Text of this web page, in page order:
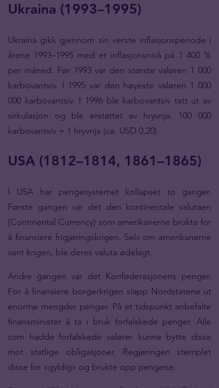
Ukraina (1993–1995)
Ukraina gikk gjennom sin verste inflasjonsperiode i
årene 1993–1995 med et inflasjonsnivå på 1 400 %
per måned. Før 1993 var den største valøren 1 000
karbovantsiv. I 1995 var den høyeste valøren 1 000
000 karbovantsiv. I 1996 ble karbovantsiv tatt ut av
sirkulasjon og ble erstattet av hryvnja. 100 000
karbovantsiv = 1 hryvnja (ca. USD 0,20).
USA (1812–1814, 1861–1865)
I USA har pengesystemet kollapset to ganger.
Første gangen var det den kontinentale valutaen
(Continental Currency) som amerikanerne brukte for
å finansiere frigjøringskrigen. Selv om amerikanerne
vant krigen, ble deres valuta ødelagt.
Andre gangen var det Konføderasjonens penger.
For å finansiere borgerkrigen slapp Nordstatene ut
enorme mengder penger. På et tidspunkt anbefalte
finansminister å ta i bruk forfalskede penger. Alle
som hadde forfalskede valører kunne bytte disse
mot statlige obligasjoner. Regjeringen stemplet
disse for «gyldig» og brukte opp pengene.